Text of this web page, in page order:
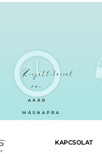
Kiszállítással
már
AKÁR
MÁSNAPRA
KAPCSOLAT